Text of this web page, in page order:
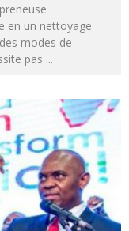
en un nettoyage
modes de
pas ...